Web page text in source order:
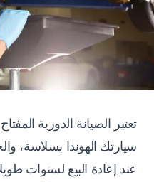
تعتبر الصيانة الدورية
سيارتك الهوندا بسلاسة،
عند إعادة البيع لسنوات